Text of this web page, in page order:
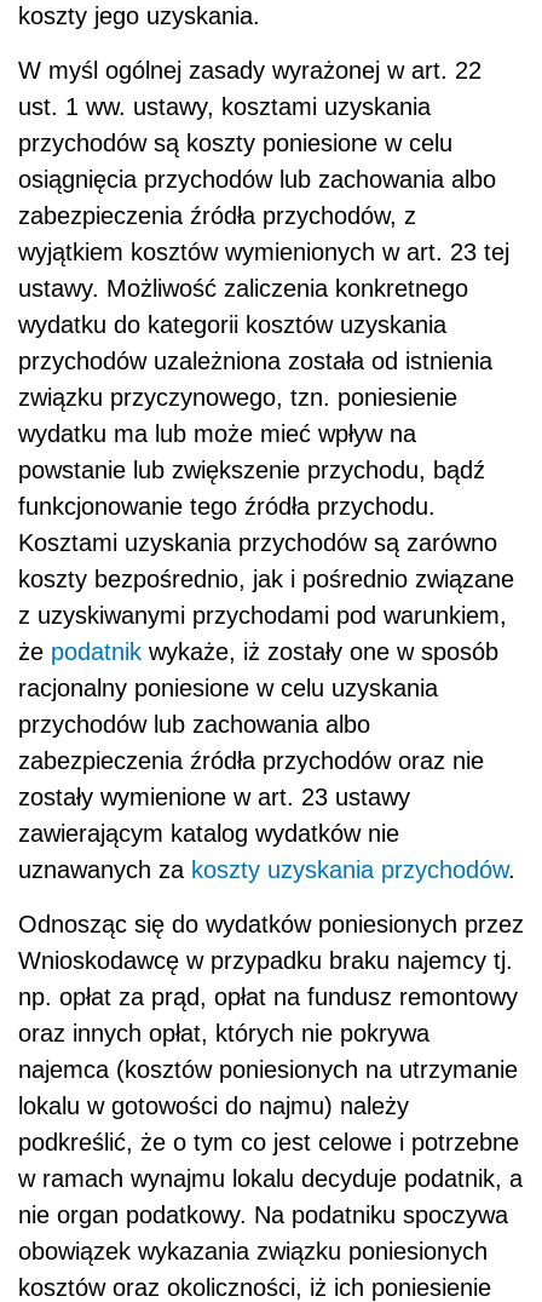
koszty jego uzyskania.
W myśl ogólnej zasady wyrażonej w art. 22
ust. 1 ww. ustawy, kosztami uzyskania
przychodów są koszty poniesione w celu
osiągnięcia przychodów lub zachowania albo
zabezpieczenia źródła przychodów, z
wyjątkiem kosztów wymienionych w art. 23 tej
ustawy. Możliwość zaliczenia konkretnego
wydatku do kategorii kosztów uzyskania
przychodów uzależniona została od istnienia
związku przyczynowego, tzn. poniesienie
wydatku ma lub może mieć wpływ na
powstanie lub zwiększenie przychodu, bądź
funkcjonowanie tego źródła przychodu.
Kosztami uzyskania przychodów są zarówno
koszty bezpośrednio, jak i pośrednio związane
z uzyskiwanymi przychodami pod warunkiem,
że podatnik wykaże, iż zostały one w sposób
racjonalny poniesione w celu uzyskania
przychodów lub zachowania albo
zabezpieczenia źródła przychodów oraz nie
zostały wymienione w art. 23 ustawy
zawierającym katalog wydatków nie
uznawanych za koszty uzyskania przychodów.
Odnosząc się do wydatków poniesionych przez
Wnioskodawcę w przypadku braku najemcy tj.
np. opłat za prąd, opłat na fundusz remontowy
oraz innych opłat, których nie pokrywa
najemca (kosztów poniesionych na utrzymanie
lokalu w gotowości do najmu) należy
podkreślić, że o tym co jest celowe i potrzebne
w ramach wynajmu lokalu decyduje podatnik, a
nie organ podatkowy. Na podatniku spoczywa
obowiązek wykazania związku poniesionych
kosztów oraz okoliczności, iż ich poniesienie